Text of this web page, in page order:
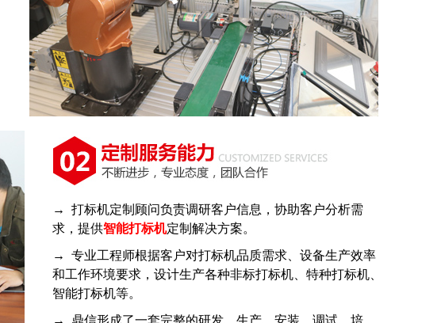
→ 打标机定制顾问负责调研客户信息，协助客户分析需
求，提供智能打标机定制解决方案。
→ 专业工程师根据客户对打标机品质需求、设备生产效率
和工作环境要求，设计生产各种非标打标机、特种打标机、
智能打标机等。
→ 鼎信形成了一套完整的研发、生产、安装、调试、培